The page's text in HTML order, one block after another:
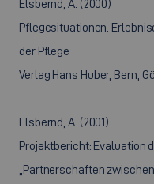
Elsbernd, A. (2000)
Pflegesituationen.
der Pflege
Verlag Hans Huber, Bern,
Elsbernd, A. (2001)
Projektbericht: Evaluation
„Partnerschaften